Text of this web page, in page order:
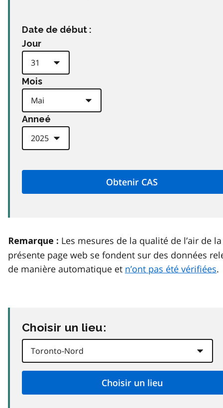
Date de début :
Jour
Mois
Anneé
Remarque : Les mesures de la qualité de l’air de la
présente page web se fondent sur des données
de manière automatique et n’ont pas été vérifiées.
Choisir un lieu: